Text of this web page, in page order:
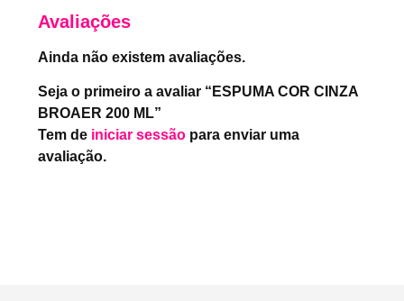
Avaliações
Ainda não existem avaliações.
Seja o primeiro a avaliar “ESPUMA COR CINZA
BROAER 200 ML”
Tem de iniciar sessão para enviar uma
avaliação.